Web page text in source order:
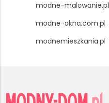
modne-malowanie.pl
modne-okna.com.pl
modnemieszkania.pl